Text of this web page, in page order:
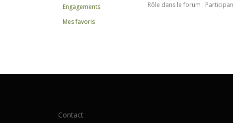
Engagements
Mes favoris
Rôle dans le forum :
Contact